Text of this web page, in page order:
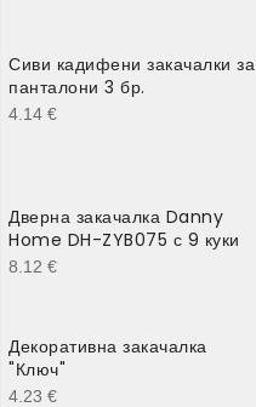
Сиви кадифени закачалки за
панталони 3 бр.
4.14 €
Дверна закачалка Danny
Home DH-ZYB075 с 9 куки
8.12 €
Декоративна закачалка
"Ключ"
4.23 €